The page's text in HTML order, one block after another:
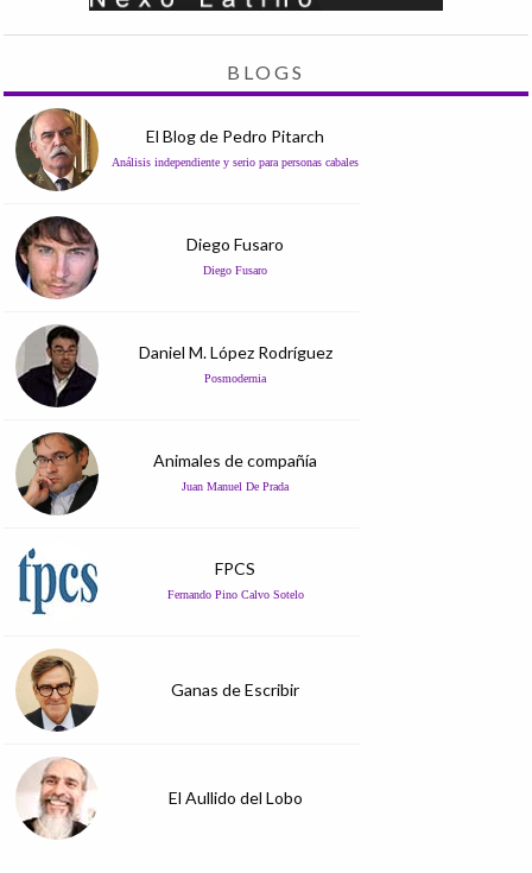
BLOGS
El Blog de Pedro Pitarch
Análisis independiente y serio para personas cabales
Diego Fusaro
Diego Fusaro
Daniel M. López Rodríguez
Posmodernia
Animales de compañía
Juan Manuel De Prada
FPCS
Fernando Pino Calvo Sotelo
Ganas de Escribir
El Aullido del Lobo